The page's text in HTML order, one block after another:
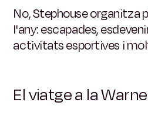
No, Stephouse organitza
l'any: escapades,
activitats esportives i
El viatge a la